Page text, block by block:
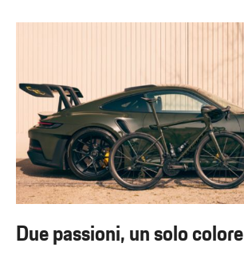
Due passioni, un solo colore